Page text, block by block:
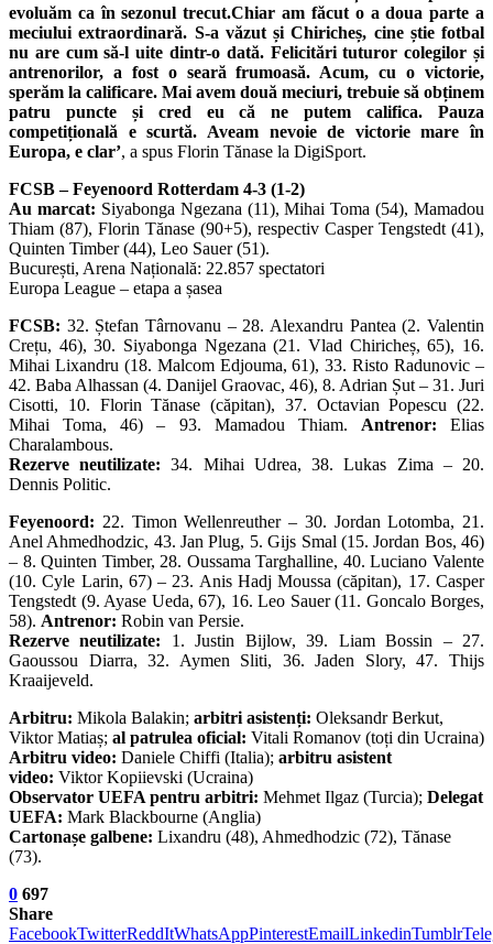
evoluăm ca în sezonul trecut.Chiar am făcut o a doua parte a
meciului extraordinară. S-a văzut și Chiricheș, cine știe fotbal
nu are cum să-l uite dintr-o dată. Felicitări tuturor colegilor și
antrenorilor, a fost o seară frumoasă. Acum, cu o victorie,
sperăm la calificare. Mai avem două meciuri, trebuie să obținem
patru puncte și cred eu că ne putem califica. Pauza
competițională e scurtă. Aveam nevoie de victorie mare în
Europa, e clar’, a spus Florin Tănase la DigiSport.
FCSB – Feyenoord Rotterdam 4-3 (1-2)
Au marcat: Siyabonga Ngezana (11), Mihai Toma (54), Mamadou
Thiam (87), Florin Tănase (90+5), respectiv Casper Tengstedt (41),
Quinten Timber (44), Leo Sauer (51).
București, Arena Națională: 22.857 spectatori
Europa League – etapa a șasea
FCSB: 32. Ștefan Târnovanu – 28. Alexandru Pantea (2. Valentin
Crețu, 46), 30. Siyabonga Ngezana (21. Vlad Chiricheș, 65), 16.
Mihai Lixandru (18. Malcom Edjouma, 61), 33. Risto Radunovic –
42. Baba Alhassan (4. Danijel Graovac, 46), 8. Adrian Șut – 31. Juri
Cisotti, 10. Florin Tănase (căpitan), 37. Octavian Popescu (22.
Mihai Toma, 46) – 93. Mamadou Thiam. Antrenor: Elias
Charalambous.
Rezerve neutilizate:34. Mihai Udrea, 38. Lukas Zima – 20.
Dennis Politic.
Feyenoord: 22. Timon Wellenreuther – 30. Jordan Lotomba, 21.
Anel Ahmedhodzic, 43. Jan Plug, 5. Gijs Smal (15. Jordan Bos, 46)
– 8. Quinten Timber, 28. Oussama Targhalline, 40. Luciano Valente
(10. Cyle Larin, 67) – 23. Anis Hadj Moussa (căpitan), 17. Casper
Tengstedt (9. Ayase Ueda, 67), 16. Leo Sauer (11. Goncalo Borges,
58). Antrenor: Robin van Persie.
Rezerve neutilizate: 1. Justin Bijlow, 39. Liam Bossin – 27.
Gaoussou Diarra, 32. Aymen Sliti, 36. Jaden Slory, 47. Thijs
Kraaijeveld.
Arbitru: Mikola Balakin; arbitri asistenți: Oleksandr Berkut,
Viktor Matiaș; al patrulea oficial: Vitali Romanov (toți din Ucraina)
Arbitru video: Daniele Chiffi (Italia); arbitru asistent
video: Viktor Kopiievski (Ucraina)
Observator UEFA pentru arbitri: Mehmet Ilgaz (Turcia); Delegat
UEFA: Mark Blackbourne (Anglia)
Cartonașe galbene: Lixandru (48), Ahmedhodzic (72), Tănase
(73).
0 697
Share
FacebookTwitterReddItWhatsAppPinterestEmailLinkedinTumblr